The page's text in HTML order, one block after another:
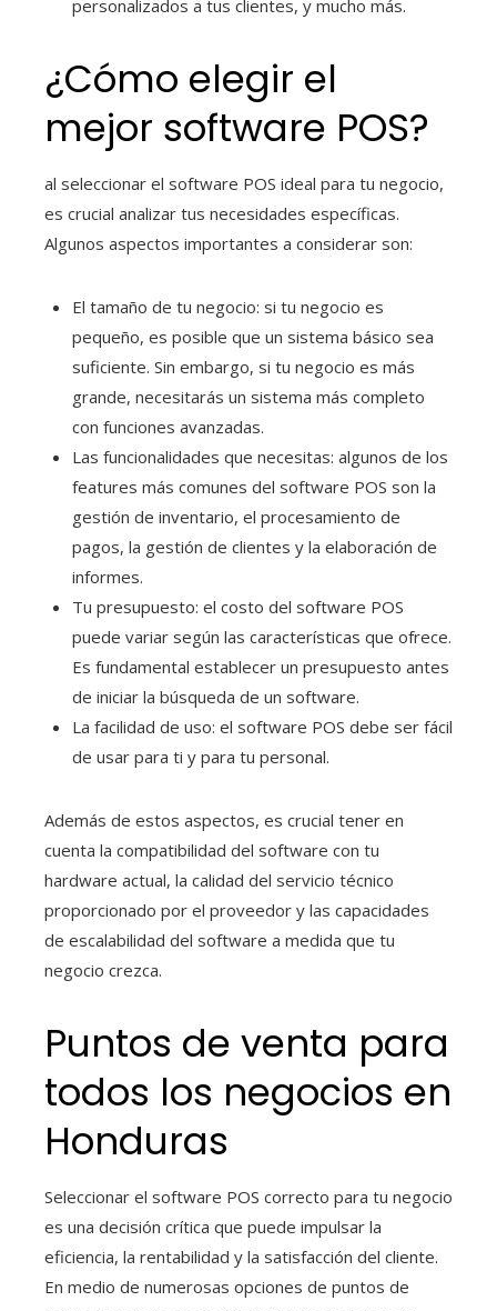
personalizados a tus clientes, y mucho más.
¿Cómo elegir el
mejor software POS?
al seleccionar el software POS ideal para tu negocio,
es crucial analizar tus necesidades específicas.
Algunos aspectos importantes a considerar son:
El tamaño de tu negocio: si tu negocio es
pequeño, es posible que un sistema básico sea
suficiente. Sin embargo, si tu negocio es más
grande, necesitarás un sistema más completo
con funciones avanzadas.
Las funcionalidades que necesitas: algunos de los
features más comunes del software POS son la
gestión de inventario, el procesamiento de
pagos, la gestión de clientes y la elaboración de
informes.
Tu presupuesto: el costo del software POS
puede variar según las características que ofrece.
Es fundamental establecer un presupuesto antes
de iniciar la búsqueda de un software.
La facilidad de uso: el software POS debe ser fácil
de usar para ti y para tu personal.
Además de estos aspectos, es crucial tener en
cuenta la compatibilidad del software con tu
hardware actual, la calidad del servicio técnico
proporcionado por el proveedor y las capacidades
de escalabilidad del software a medida que tu
negocio crezca.
Puntos de venta para
todos los negocios en
Honduras
Seleccionar el software POS correcto para tu negocio
es una decisión crítica que puede impulsar la
eficiencia, la rentabilidad y la satisfacción del cliente.
En medio de numerosas opciones de puntos de